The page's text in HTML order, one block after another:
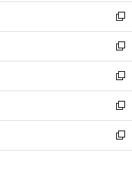
く
で
開
く
ン
ド
ウ
で
開
く
ウ
ィ
ン
ド
ウ
で
開
く
し
い
ウ
ィ
ン
ド
ウ
で
開
く
新
し
い
ウ
ィ
ン
ド
ウ
で
開
新
し
い
ウ
ィ
ン
ド
ウ
新
し
い
ウ
ィ
ン
新
し
い
ウ
新
し